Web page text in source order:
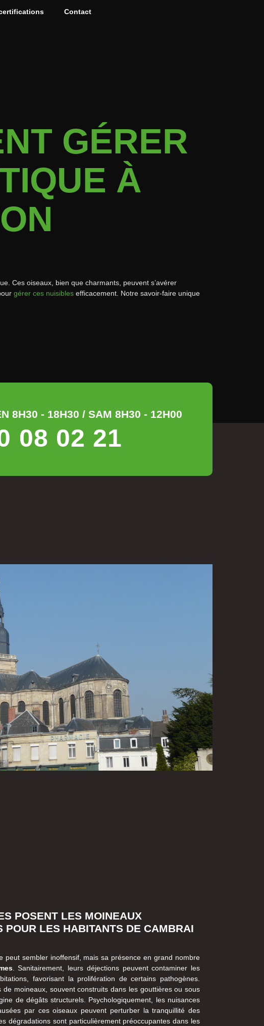
Contact
GÉRER
À
Ces oiseaux, bien que charmants, peuvent s’avérer
gérer ces nuisibles efficacement. Notre savoir-faire unique
8H30 - 18H30 / SAM 8H30 - 12H00
08 02 21
POSENT LES MOINEAUX
POUR LES HABITANTS DE CAMBRAI
peut sembler inoffensif, mais sa présence en grand nombre
. Sanitairement, leurs déjections peuvent contaminer les
favorisant la prolifération de certains pathogènes.
de moineaux, souvent construits dans les gouttières ou sous
de dégâts structurels. Psychologiquement, les nuisances
par ces oiseaux peuvent perturber la tranquillité des
dégradations sont particulièrement préoccupantes dans les